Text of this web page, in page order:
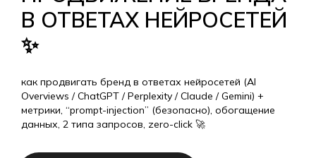
В ОТВЕТАХ НЕЙРОСЕТЕЙ
✨
как продвигать бренд в ответах нейросетей (AI
Overviews / ChatGPT / Perplexity / Claude / Gemini) +
метрики, “prompt-injection” (безопасно), обогащение
данных, 2 типа запросов, zero-click 🚀